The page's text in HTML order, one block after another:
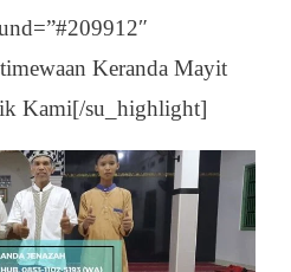
Keranda Mayit
Kami[/su_highlight]